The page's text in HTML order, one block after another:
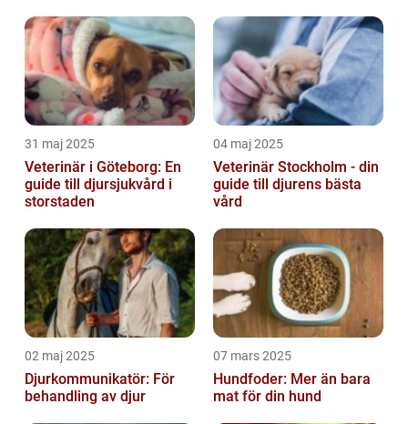
31 maj 2025
Veterinär i Göteborg: En
guide till djursjukvård i
storstaden
04 maj 2025
Veterinär Stockholm - din
guide till djurens bästa
vård
02 maj 2025
Djurkommunikatör: För
behandling av djur
07 mars 2025
Hundfoder: Mer än bara
mat för din hund